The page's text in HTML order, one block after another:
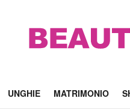
UNGHIE MATRIMONIO